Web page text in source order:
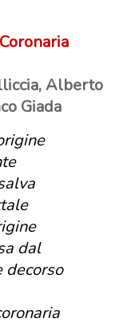
Alberto
Giada
dal
decorso